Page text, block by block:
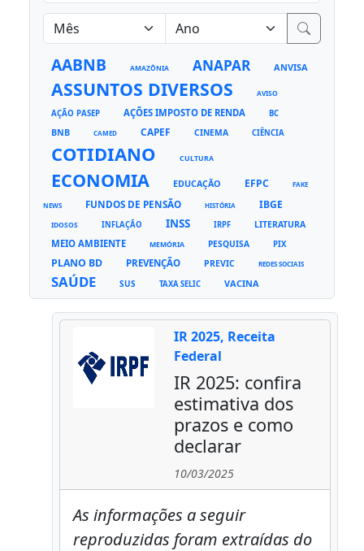
AABNB AMAZÔNIA ANAPAR ANVISA
ASSUNTOS DIVERSOS AVISO
AÇÃO PASEP AÇÕES IMPOSTO DE RENDA BC
BNB CAMED CAPEF CINEMA CIÊNCIA
COTIDIANO CULTURA
ECONOMIA EDUCAÇÃO EFPC FAKE
NEWS FUNDOS DE PENSÃO HISTÓRIA IBGE
IDOSOS INFLAÇÃO INSS IRPF LITERATURA
MEIO AMBIENTE MEMÓRIA PESQUISA PIX
PLANO BD PREVENÇÃO PREVIC REDES SOCIAIS
SAÚDE SUS TAXA SELIC VACINA
IR 2025, Receita
Federal
IR 2025: confira
estimativa dos
prazos e como
declarar
10/03/2025
As informações a seguir
reproduzidas foram extraídas do